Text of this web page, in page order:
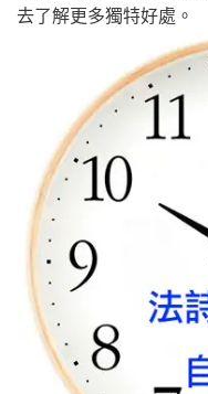
去了解更多獨特好處。